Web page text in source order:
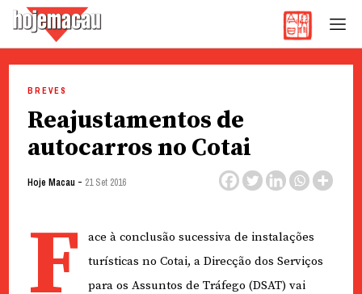
content
BREVES
Reajustamentos de
autocarros no Cotai
Hoje Macau - 21 Set 2016
F
ace à conclusão sucessiva de instalações
turísticas no Cotai, a Direcção dos Serviços
para os Assuntos de Tráfego (DSAT) vai